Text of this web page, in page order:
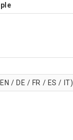
/ DE / FR / ES / IT)